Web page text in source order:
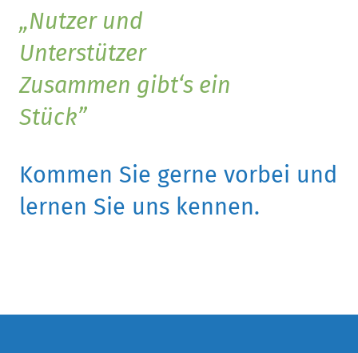
Nutzer und
Unterstützer
Zusammen gibt‘s ein
Stück
Kommen Sie gerne vorbei und
lernen Sie uns kennen.